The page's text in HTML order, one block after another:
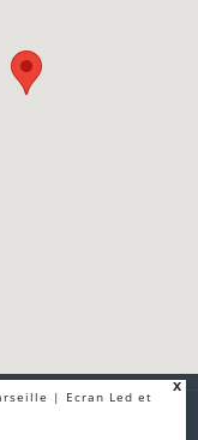
| Ecran Led et
x